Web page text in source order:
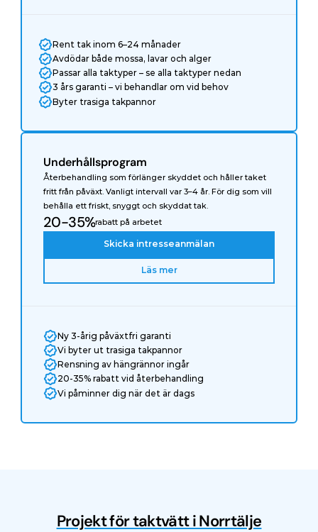
Rent tak inom 6–24 månader
Avdödar både mossa, lavar och alger
Passar alla taktyper – se alla taktyper nedan
3 års garanti – vi behandlar om vid behov
Byter trasiga takpannor
Underhållsprogram
Återbehandling som förlänger skyddet och håller taket
fritt från påväxt. Vanligt intervall var 3–4 år. För dig som vill
behålla ett friskt, snyggt och skyddat tak.
20-35%rabatt på arbetet
Skicka intresseanmälan
Läs mer
Ny 3-årig påväxtfri garanti
Vi byter ut trasiga takpannor
Rensning av hängrännor ingår
20-35% rabatt vid återbehandling
Vi påminner dig när det är dags
Projekt för taktvätt i Norrtälje
Efter